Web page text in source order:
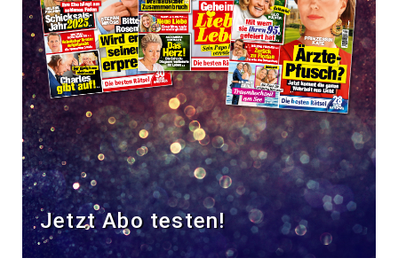
Jetzt Abo testen!